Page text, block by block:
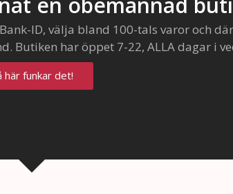
ID, välja bland 100-tals varor och
Butiken har öppet 7-22, ALLA dagar i
här funkar det!